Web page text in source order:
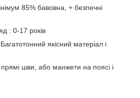
85% бавовна, + безпечні
: 0-17 років
якісний матеріал і
прямі шви, або манжети на поясі і